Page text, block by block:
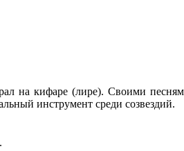
на кифаре (лире). Своими
инструмент среди созвездий.